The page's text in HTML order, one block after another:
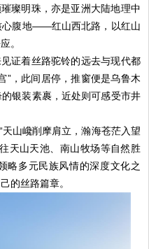
璨明珠，亦是亚洲大陆地理中
心腹地——红山西北路，以红山
。
证着丝路驼铃的远去与现代都
”，此间居停，推窗便是乌鲁木
银装素裹，近处则可感受市井
山巉削摩肩立，瀚海苍茫入望
天山天池、南山牧场等自然胜
略多元民族风情的深度文化之
的丝路篇章。